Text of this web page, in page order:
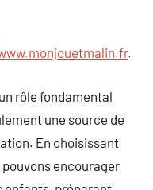
.
rôle fondamental
une source de
En choisissant
encourager